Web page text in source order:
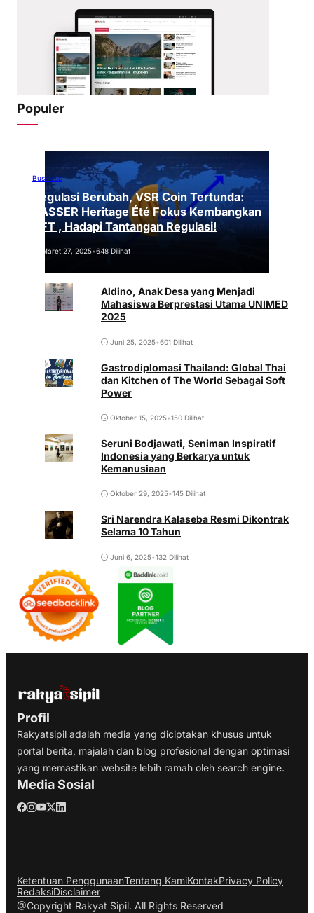
Populer
Business
Regulasi Berubah, VSR Coin Tertunda:
VASSER Heritage Été Fokus Kembangkan
NFT , Hadapi Tantangan Regulasi!
Maret 27, 2025•648 Dilihat
Aldino, Anak Desa yang Menjadi
Mahasiswa Berprestasi Utama UNIMED
2025
Juni 25, 2025•601 Dilihat
Gastrodiplomasi Thailand: Global Thai
dan Kitchen of The World Sebagai Soft
Power
Oktober 15, 2025•150 Dilihat
Seruni Bodjawati, Seniman Inspiratif
Indonesia yang Berkarya untuk
Kemanusiaan
Oktober 29, 2025•145 Dilihat
Sri Narendra Kalaseba Resmi Dikontrak
Selama 10 Tahun
Juni 6, 2025•132 Dilihat
Profil
Rakyatsipil adalah media yang diciptakan khusus untuk
portal berita, majalah dan blog profesional dengan optimasi
yang memastikan website lebih ramah oleh search engine.
Media Sosial
Ketentuan PenggunaanTentang KamiKontakPrivacy Policy
RedaksiDisclaimer
@Copyright Rakyat Sipil. All Rights Reserved